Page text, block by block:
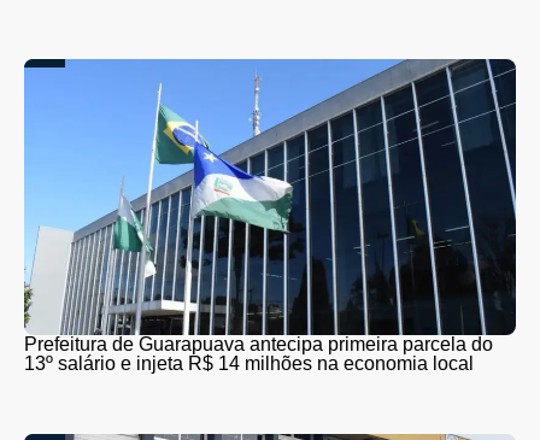
Prefeitura de Guarapuava antecipa primeira parcela do
13º salário e injeta R$ 14 milhões na economia local